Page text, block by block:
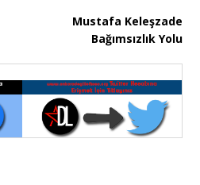
Mustafa Keleşzade
Bağımsızlık Yolu